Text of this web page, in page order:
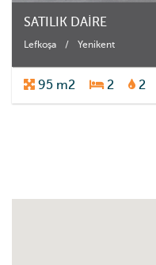
SATILIK DAİRE
Lefkoşa / Yenikent
95 m2 2 2